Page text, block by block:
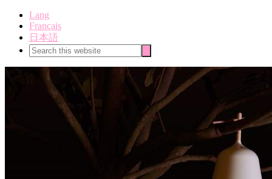
Lang
Français
日本語
Search
this
website